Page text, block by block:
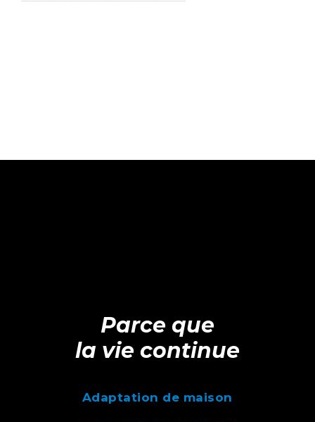
Parce que
la vie continue
Adaptation de maison